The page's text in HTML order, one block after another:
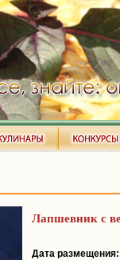
Лапшевник с
Дата размещения: